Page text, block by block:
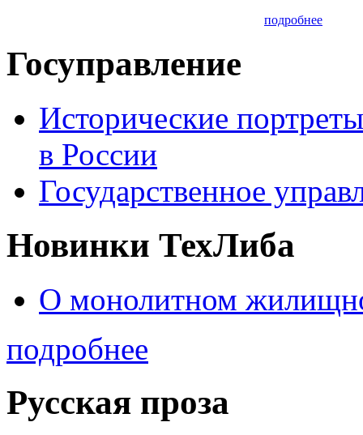
подробнее
Госуправление
Исторические
в России
Государственное
Новинки ТехЛиба
О монолитном
подробнее
Русская проза